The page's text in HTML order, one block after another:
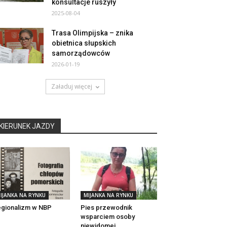
konsultacje ruszyły
2025-08-04
Trasa Olimpijska – znika
obietnica słupskich
samorządowców
2026-01-19
Załaduj więcej
JAZDY
NA RYNKU
w NBP
MIJANKA NA RYNKU
Pies przewodnik
wsparciem osoby